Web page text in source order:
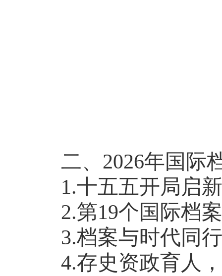
二、 2026年国际
1.十五五开局启
2.第19个国际档
3.档案与时代同
4.存史资政育人